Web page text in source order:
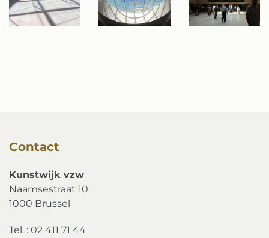
Contact
Kunstwijk vzw
Naamsestraat 10
1000 Brussel
Tel. : 02 411 71 44